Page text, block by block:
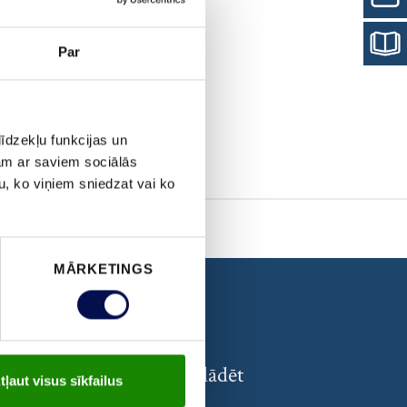
Par
funkcijas un
ar saviem sociālās
ko viņiem sniedzat vai ko
MĀRKETINGS
visus sīkfailus
DOKUMENTI
Atrast un lejupielādēt